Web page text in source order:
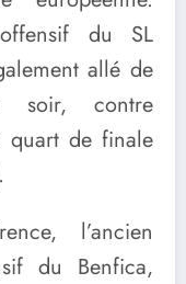
du SL
allé de
soir, contre
quart de finale
l’ancien
du Benfica,